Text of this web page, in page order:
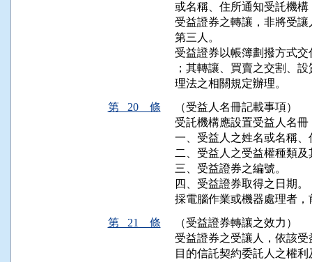
或名稱、住所通知受託機
受益證券之轉讓，非將受
第三人。
受益證券以帳簿劃撥方式
；其轉讓、買賣之交割、
理法之相關規定辦理。
第 20 條
（受益人名冊記載事項）
受託機構應設置受益人名
一、受益人之姓名或名稱、
二、受益人之受益權種類
三、受益證券之編號。
四、受益證券取得之日期。
採電腦作業或機器處理者
第 21 條
（受益證券轉讓之效力）
受益證券之受讓人，依該
目的信託契約委託人之權